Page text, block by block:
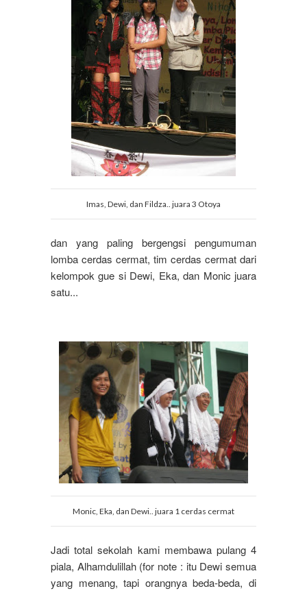
Imas, Dewi, dan Fildza.. juara 3 Otoya
dan yang paling bergengsi pengumuman
lomba cerdas cermat, tim cerdas cermat dari
kelompok gue si Dewi, Eka, dan Monic juara
satu...
Monic, Eka, dan Dewi.. juara 1 cerdas cermat
Jadi total sekolah kami membawa pulang 4
piala, Alhamdulillah (for note : itu Dewi semua
yang menang, tapi orangnya beda-beda, di